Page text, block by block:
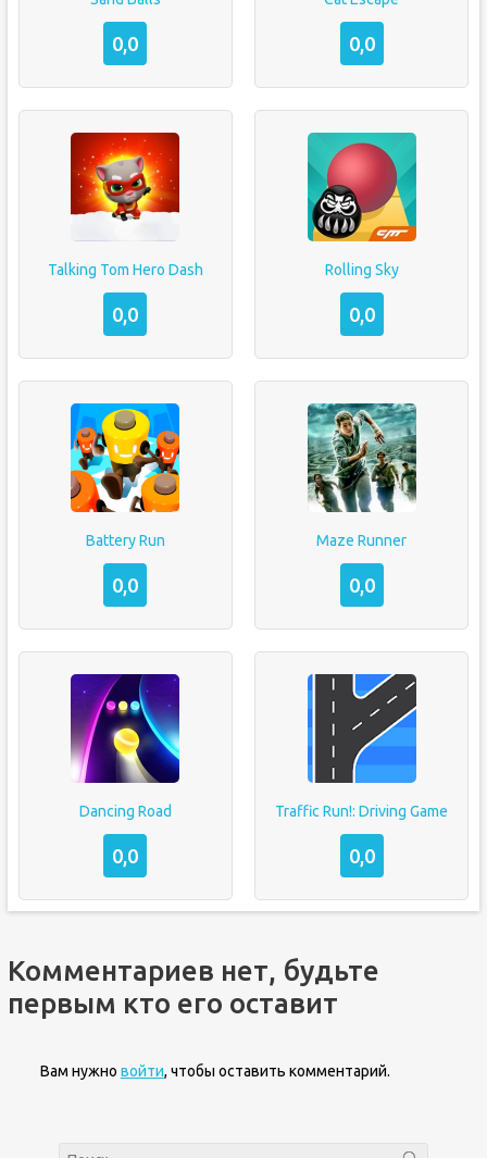
0,0 0,0
Talking Tom Hero Dash
0,0
Rolling Sky
0,0
Battery Run
0,0
Maze Runner
0,0
Dancing Road
0,0
Traffic Run!: Driving Game
0,0
Комментариев нет, будьте
первым кто его оставит
Вам нужно войти, чтобы оставить комментарий.